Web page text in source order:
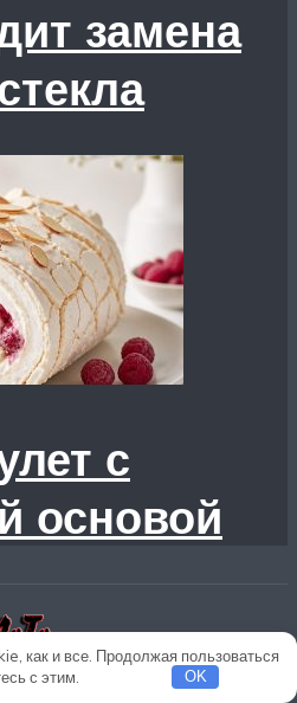
замена
с
основой
как и все. Продолжая пользоваться
с этим.
OK